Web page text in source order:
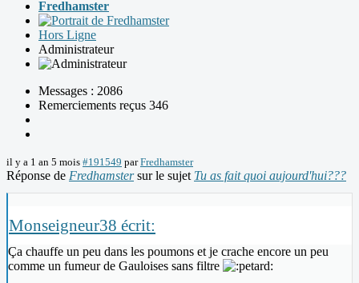
Fredhamster
Hors Ligne
Administrateur
Messages : 2086
Remerciements reçus 346
il y a 1 an 5 mois #191549 parFredhamster
Réponse de Fredhamstersur le sujet Tu as fait quoi aujourd'hui???
Monseigneur38 écrit:
Ça chauffe un peu dans les poumons et je crache encore un peu
comme un fumeur de Gauloises sans filtre